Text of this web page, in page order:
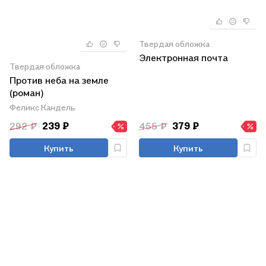
Твердая обложка
Против неба на земле
(роман)
Феликс Кандель
292 ₽ 239 ₽
Купить
Твердая обложка
Электронная почта
455 ₽ 379 ₽
Купить